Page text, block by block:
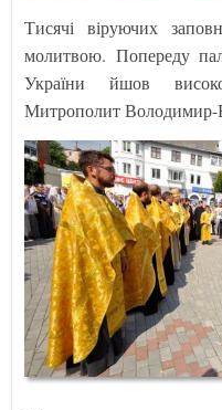
Тисячі віруючих
молитвою. Попереду
України йшов
Митрополит Володимир-